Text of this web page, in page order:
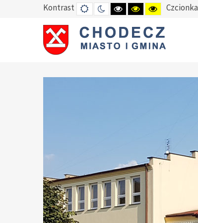
Kontrast DEFAULT
MODE
TRYB
NOCNY
HIGH
CONTRAST
BLACK
WHITE
MODE
HIGH
CONTRAST
BLACK
YELLOW
MODE
HIGH
CONTRAST
YELLOW
BLACK
MODE
Czcionka